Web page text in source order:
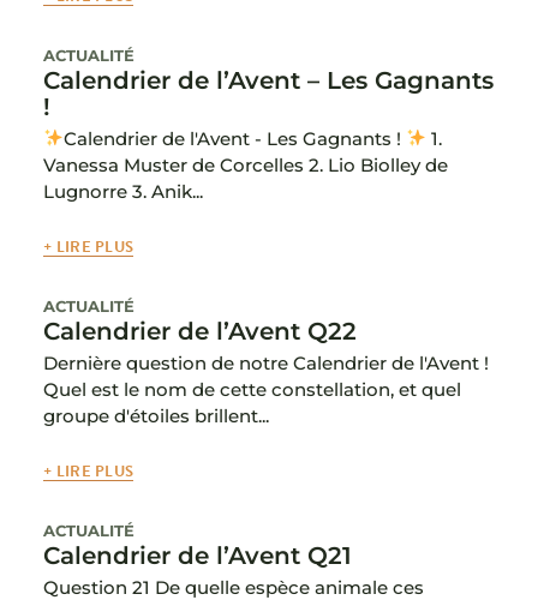
ACTUALITÉ
Calendrier de l’Avent – Les Gagnants
!
Calendrier de l'Avent - Les Gagnants !
1.
Vanessa Muster de Corcelles 2. Lio Biolley de
Lugnorre 3. Anik...
+ LIRE PLUS
ACTUALITÉ
Calendrier de l’Avent Q22
Dernière question de notre Calendrier de l'Avent !
Quel est le nom de cette constellation, et quel
groupe d'étoiles brillent...
+ LIRE PLUS
ACTUALITÉ
Calendrier de l’Avent Q21
Question 21 De quelle espèce animale ces